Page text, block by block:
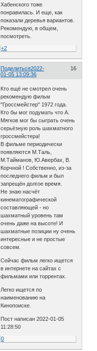
Хабенского тоже
понравилась. И еще, как
показали деревья вариантов.
Рекомендую, в общем,
посмотреть.
+2
Поделиться 16
2022-
01-05 13:09:36
Кто ещё не смотрел очень
рекомендую фильм
"Гроссмейстер" 1972 года.
Кто бы мог подумать что А.
Мягков мог бы сыграть очень
серьёзную роль шахматного
гроссмейстера!
В фильме периодически
появляются М.Таль,
М.Тайманов, Ю.Авербах, В.
Корчной ! Собственно, из-за
последнего фильм и был
запрещён долгое время.
Не знаю насчёт
кинематографической
составляющей - но
шахматный уровень там
очень даже на высоте! И
шахматные позиции ну очень
интересные и не простые
совсем.
Сейчас фильм легко ищется
в интернете на сайтах с
фильмами или торрентах.
Легко ищется по
наименованию на
Кинопоиске.
Пост написан 2022-01-05
11:28:50
0